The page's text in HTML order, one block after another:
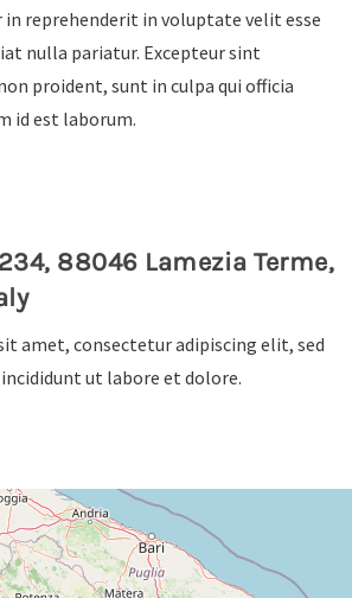
in reprehenderit in voluptate velit esse
nulla pariatur. Excepteur sint
proident, sunt in culpa qui officia
id est laborum.
88046 Lamezia Terme,
amet, consectetur adipiscing elit, sed
ut labore et dolore.